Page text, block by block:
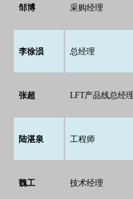
邹博 采购经理
李徐涢 总经理
张超 LFT产品线总经理
陆湛泉 工程师
魏工 技术经理